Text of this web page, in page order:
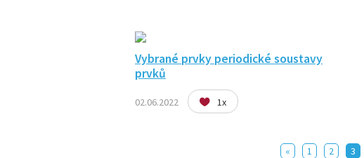
Vybrané prvky periodické soustavy
prvků
02.06.2022 1x
« 1 2 3